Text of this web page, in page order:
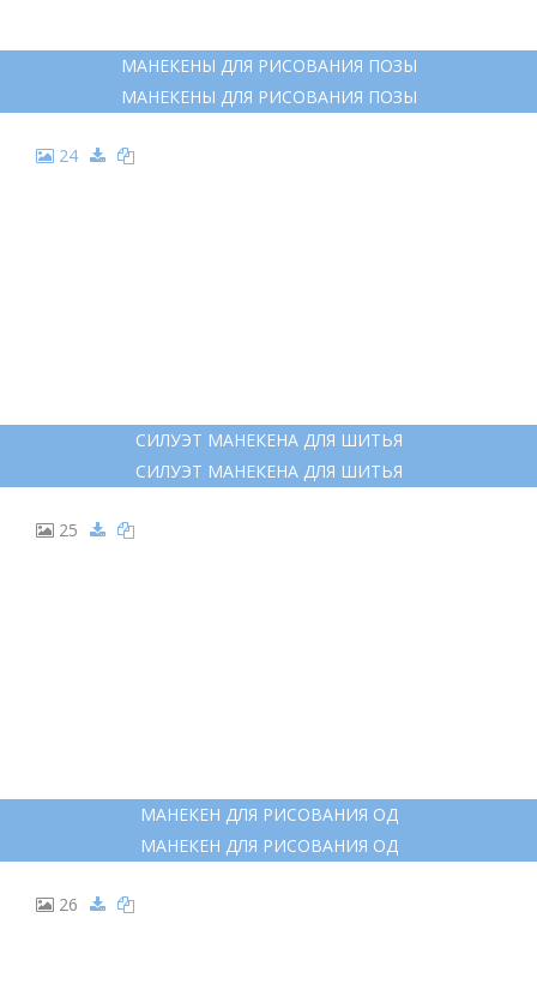
МАНЕКЕНЫ ДЛЯ РИСОВАНИЯ ПОЗЫ
МАНЕКЕНЫ ДЛЯ РИСОВАНИЯ ПОЗЫ
24
СИЛУЭТ МАНЕКЕНА ДЛЯ ШИТЬЯ
СИЛУЭТ МАНЕКЕНА ДЛЯ ШИТЬЯ
25
МАНЕКЕН ДЛЯ РИСОВАНИЯ ОД
МАНЕКЕН ДЛЯ РИСОВАНИЯ ОД
26